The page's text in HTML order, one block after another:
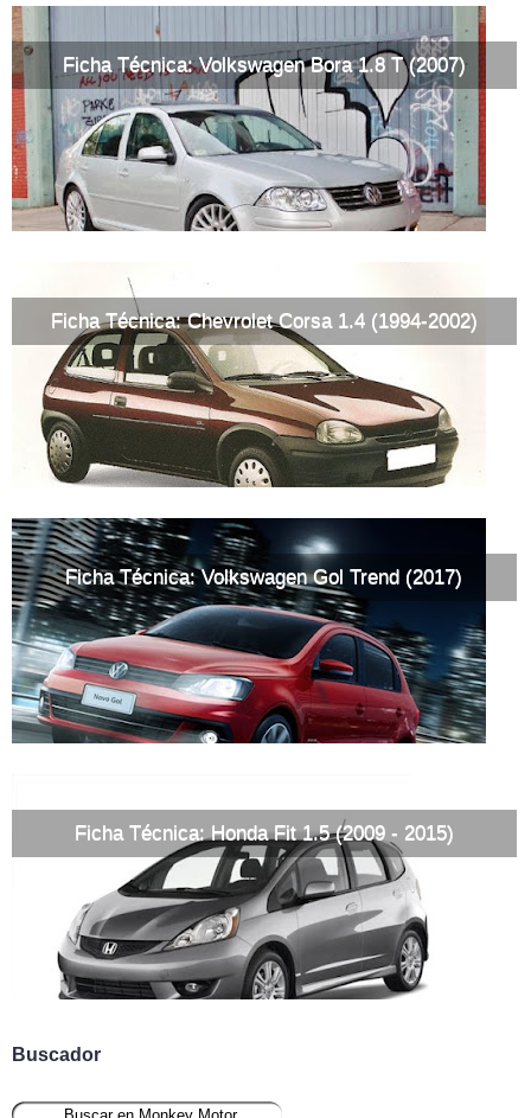
Ficha Técnica: Volkswagen Bora 1.8 T (2007)
Ficha Técnica: Chevrolet Corsa 1.4 (1994-2002)
Ficha Técnica: Volkswagen Gol Trend (2017)
Ficha Técnica: Honda Fit 1.5 (2009 - 2015)
Buscador